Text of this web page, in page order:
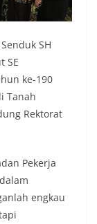
SH
SE
ke-190
Tanah
Rektorat
Pekerja
engkau